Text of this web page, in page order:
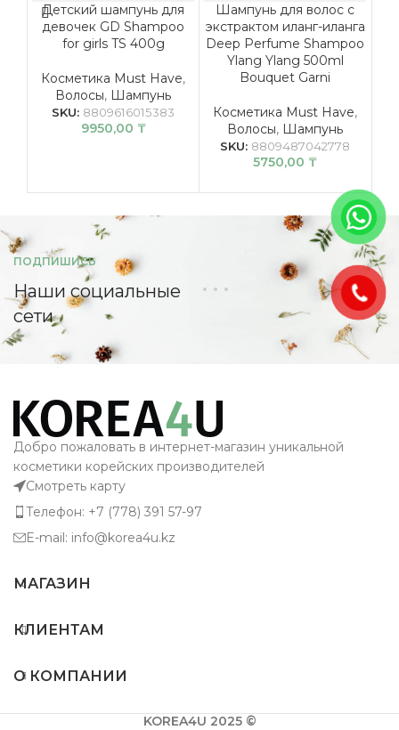
Детский шампунь для
девочек GD Shampoo
for girls TS 400g
Косметика Must Have,
Волосы, Шампунь
SKU: 8809616015383
9950,00 ₸
Шампунь для волос с
экстрактом иланг-иланга
Deep Perfume Shampoo
Ylang Ylang 500ml
Bouquet Garni
Косметика Must Have,
Волосы, Шампунь
SKU: 8809487042778
5750,00 ₸
ПОДПИШИСЬ
Наши социальные
сети
Добро пожаловать в интернет-магазин уникальной
косметики корейских производителей
Смотреть карту
Телефон: +7 (778) 391 57-97
E-mail: info@korea4u.kz
МАГАЗИН
КЛИЕНТАМ
О КОМПАНИИ
KOREA4U 2025 ©